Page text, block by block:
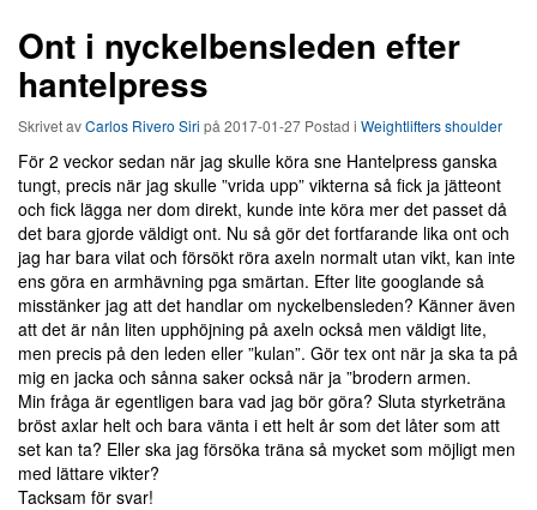
Ont i nyckelbensleden efter
hantelpress
Skrivet avCarlos Rivero Siri på 2017-01-27 Postad i Weightlifters shoulder
För 2 veckor sedan när jag skulle köra sne Hantelpress ganska
tungt, precis när jag skulle ”vrida upp” vikterna så fick ja jätteont
och fick lägga ner dom direkt, kunde inte köra mer det passet då
det bara gjorde väldigt ont. Nu så gör det fortfarande lika ont och
jag har bara vilat och försökt röra axeln normalt utan vikt, kan inte
ens göra en armhävning pga smärtan. Efter lite googlande så
misstänker jag att det handlar om nyckelbensleden? Känner även
att det är nån liten upphöjning på axeln också men väldigt lite,
men precis på den leden eller ”kulan”. Gör tex ont när ja ska ta på
mig en jacka och sånna saker också när ja ”brodern armen.
Min fråga är egentligen bara vad jag bör göra? Sluta styrketräna
bröst axlar helt och bara vänta i ett helt år som det låter som att
set kan ta? Eller ska jag försöka träna så mycket som möjligt men
med lättare vikter?
Tacksam för svar!